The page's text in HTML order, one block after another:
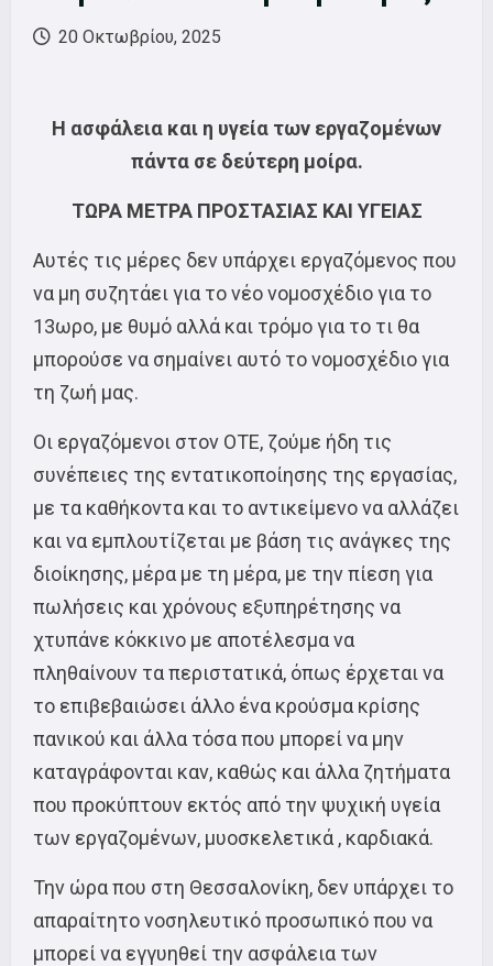
20 Οκτωβρίου, 2025
Η ασφάλεια και η υγεία των εργαζομένων
πάντα σε δεύτερη μοίρα.
ΤΩΡΑ ΜΕΤΡΑ ΠΡΟΣΤΑΣΙΑΣ ΚΑΙ ΥΓΕΙΑΣ
Αυτές τις μέρες δεν υπάρχει εργαζόμενος που
να μη συζητάει για το νέο νομοσχέδιο για το
13ωρο, με θυμό αλλά και τρόμο για το τι θα
μπορούσε να σημαίνει αυτό το νομοσχέδιο για
τη ζωή μας.
Οι εργαζόμενοι στον ΟΤΕ, ζούμε ήδη τις
συνέπειες της εντατικοποίησης της εργασίας,
με τα καθήκοντα και το αντικείμενο να αλλάζει
και να εμπλουτίζεται με βάση τις ανάγκες της
διοίκησης, μέρα με τη μέρα, με την πίεση για
πωλήσεις και χρόνους εξυπηρέτησης να
χτυπάνε κόκκινο με αποτέλεσμα να
πληθαίνουν τα περιστατικά, όπως έρχεται να
το επιβεβαιώσει άλλο ένα κρούσμα κρίσης
πανικού και άλλα τόσα που μπορεί να μην
καταγράφονται καν, καθώς και άλλα ζητήματα
που προκύπτουν εκτός από την ψυχική υγεία
των εργαζομένων, μυοσκελετικά , καρδιακά.
Την ώρα που στη Θεσσαλονίκη, δεν υπάρχει το
απαραίτητο νοσηλευτικό προσωπικό που να
μπορεί να εγγυηθεί την ασφάλεια των